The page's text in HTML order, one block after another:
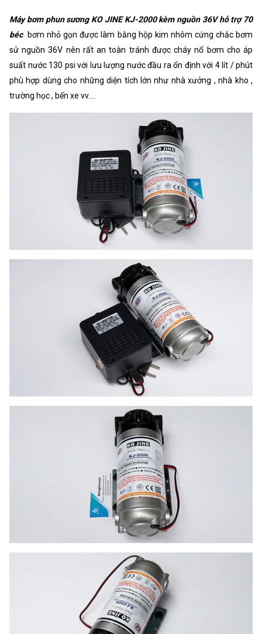
Máy bơm phun sương KO JINE KJ-2000 kèm nguồn 36V hỗ trợ 70
béc bơm nhỏ gọn được làm bằng hộp kim nhôm cứng chắc bơm
sử nguồn 36V nên rất an toàn tránh được cháy nổ bơm cho áp
suất nước 130 psi với lưu lượng nước đầu ra ổn định với 4 lít / phút
phù hợp dùng cho những diện tích lớn như nhà xưởng , nhà kho ,
trường học , bến xe vv....